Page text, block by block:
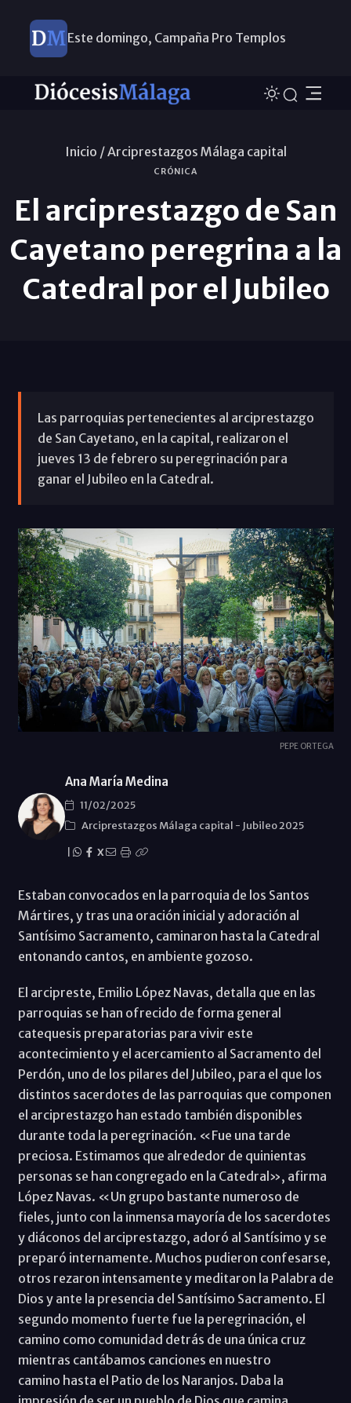
Este domingo, Campaña Pro Templos
Inicio /Arciprestazgos Málaga capital
CRÓNICA
El arciprestazgo de San
Cayetano peregrina a la
Catedral por el Jubileo
Las parroquias pertenecientes al arciprestazgo
de San Cayetano, en la capital, realizaron el
jueves 13 de febrero su peregrinación para
ganar el Jubileo en la Catedral.
PEPE ORTEGA
Ana María Medina
11/02/2025
Arciprestazgos Málaga capital - Jubileo 2025
X
Estaban convocados en la parroquia de los Santos
Mártires, y tras una oración inicial y adoración al
Santísimo Sacramento, caminaron hasta la Catedral
entonando cantos, en ambiente gozoso.
El arcipreste, Emilio López Navas, detalla que en las
parroquias se han ofrecido de forma general
catequesis preparatorias para vivir este
acontecimiento y el acercamiento al Sacramento del
Perdón, uno de los pilares del Jubileo, para el que los
distintos sacerdotes de las parroquias que componen
el arciprestazgo han estado también disponibles
durante toda la peregrinación. «Fue una tarde
preciosa. Estimamos que alrededor de quinientas
personas se han congregado en la Catedral», afirma
López Navas. «Un grupo bastante numeroso de
fieles, junto con la inmensa mayoría de los sacerdotes
y diáconos del arciprestazgo, adoró al Santísimo y se
preparó internamente. Muchos pudieron confesarse,
otros rezaron intensamente y meditaron la Palabra de
Dios y ante la presencia del Santísimo Sacramento. El
segundo momento fuerte fue la peregrinación, el
camino como comunidad detrás de una única cruz
mientras cantábamos canciones en nuestro
camino hasta el Patio de los Naranjos. Daba la